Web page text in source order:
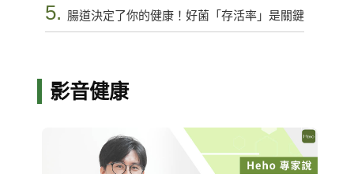
5. 腸道決定了你的健康！好菌「存活率」是關鍵
影音健康